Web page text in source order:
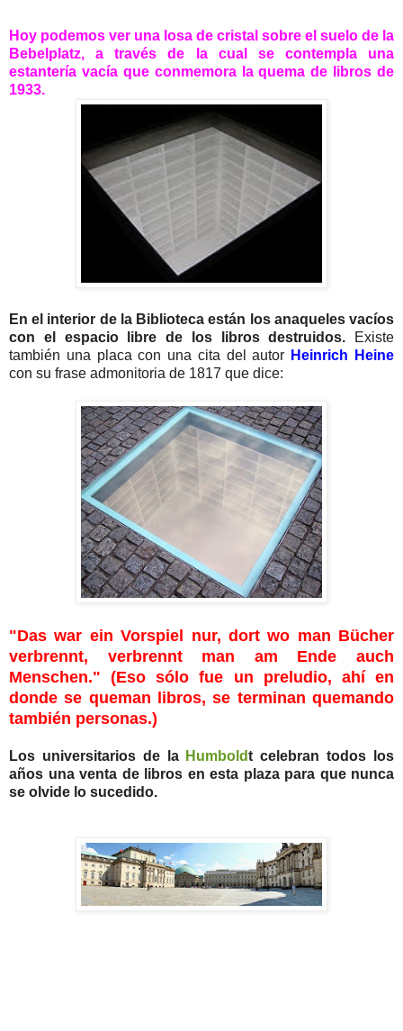
Hoy podemos ver una losa de cristal sobre el suelo de la
Bebelplatz, a través de la cual se contempla una
estantería vacía que conmemora la quema de libros de
1933.
En el interior de la Biblioteca están los anaqueles vacíos
con el espacio libre de los libros destruidos. Existe
también una placa con una cita del autor Heinrich Heine
con su frase admonitoria de 1817 que dice:
"Das war ein Vorspiel nur, dort wo man Bücher
verbrennt, verbrennt man am Ende auch
Menschen." (Eso sólo fue un preludio, ahí en
donde se queman libros, se terminan quemando
también personas.)
Los universitarios de la Humboldt celebran todos los
años una venta de libros en esta plaza para que nunca
se olvide lo sucedido.